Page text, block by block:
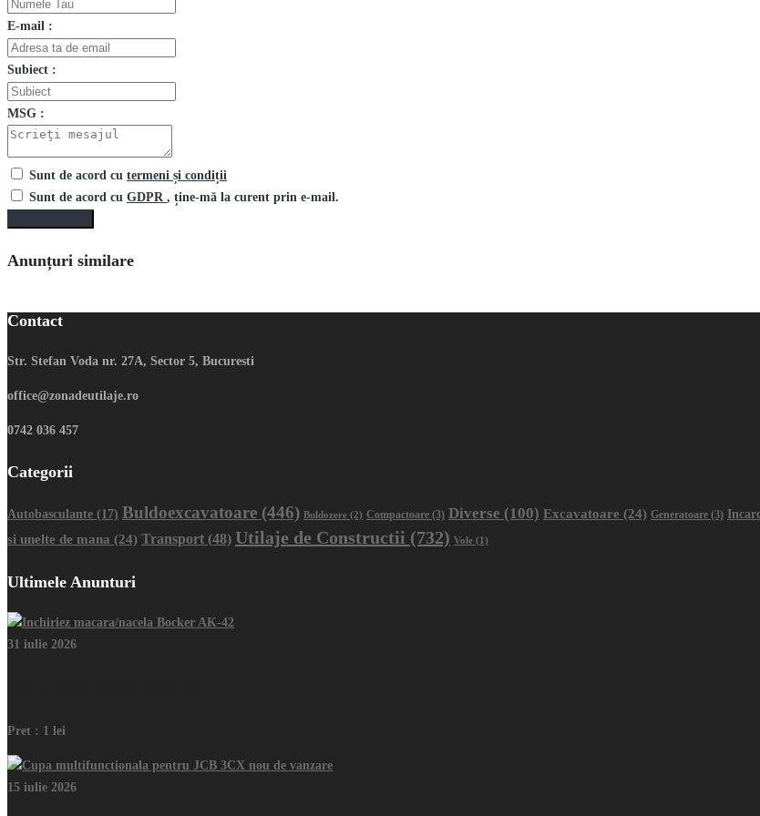
E-mail :
Subiect :
MSG :
Sunt de acord cu termeni și condiții
Sunt de acord cu GDPR , ține-mă la curent prin e-mail.
Anunțuri similare
Contact
Str. Stefan Voda nr. 27A, Sector 5, Bucuresti
office@zonadeutilaje.ro
0742 036 457
Categorii
Autobasculante (17) Buldoexcavatoare (446) Buldozere (2) Compactoare (3) Diverse (100) Excavatoare (24) Generatoare (3)
si unelte de mana (24) Transport (48) Utilaje de Constructii (732) Vole (1)
Ultimele Anunturi
31 iulie 2026
Pret : 1 lei
15 iulie 2026